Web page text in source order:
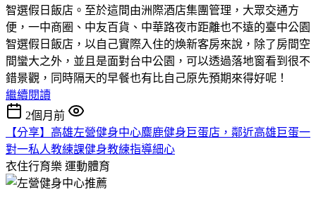
智選假日飯店。至於這間由洲際酒店集團管理，大眾交通方
便，一中商圈、中友百貨、中華路夜市距離也不遠的臺中公園
智選假日飯店，以自己實際入住的煥新客房來說，除了房間空
間蠻大之外，並且是面對台中公園，可以透過落地窗看到很不
錯景觀，同時隔天的早餐也有比自己原先預期來得好呢！
繼續閱讀
2個月前
【分享】高雄左營健身中心麋鹿健身巨蛋店，鄰近高雄巨蛋一
對一私人教練課健身教練指導細心
衣住行育樂 運動體育